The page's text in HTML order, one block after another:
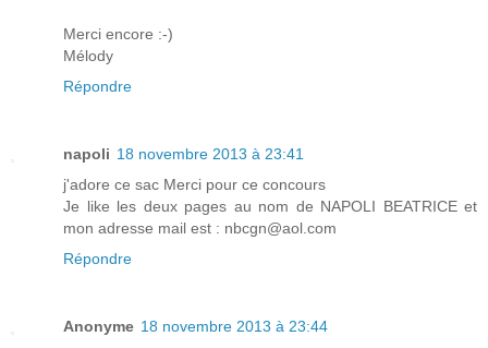
Merci encore :-)
Mélody
Répondre
napoli 18 novembre 2013 à 23:41
j'adore ce sac Merci pour ce concours
Je like les deux pages au nom de NAPOLI BEATRICE et
mon adresse mail est : nbcgn@aol.com
Répondre
Anonyme 18 novembre 2013 à 23:44